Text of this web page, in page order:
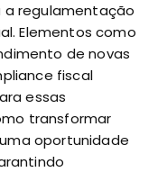
regulamentação
Elementos como
de novas
fiscal
essas
transformar
oportunidade